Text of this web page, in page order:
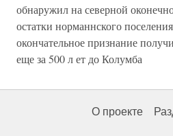
обнаружил на северной
остатки норманнского
окончательное признание
еще за 500 л ет до Колумба
О проекте